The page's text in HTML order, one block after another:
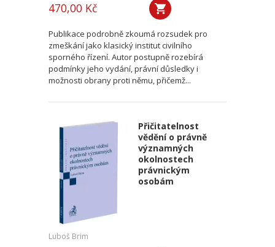
470,00 Kč
Publikace podrobně zkoumá rozsudek pro
zmeškání jako klasický institut civilního
sporného řízení. Autor postupně rozebírá
podmínky jeho vydání, právní důsledky i
možnosti obrany proti němu, přičemž...
Přičitatelnost
vědění o právně
významných
okolnostech
právnickým
osobám
Luboš Brim